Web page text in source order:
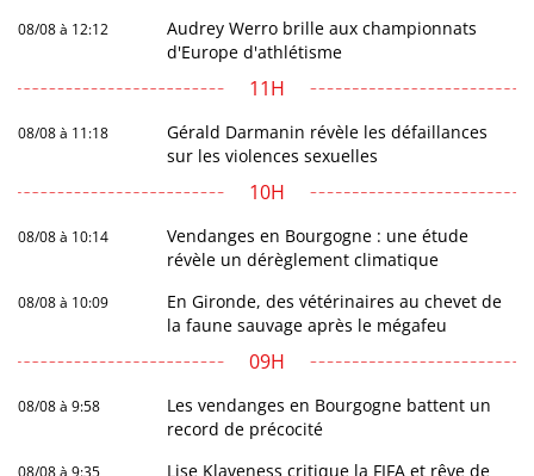
08/08 à 12:12
Audrey Werro brille aux championnats
d'Europe d'athlétisme
11H
08/08 à 11:18
Gérald Darmanin révèle les défaillances
sur les violences sexuelles
10H
08/08 à 10:14
Vendanges en Bourgogne : une étude
révèle un dérèglement climatique
08/08 à 10:09
En Gironde, des vétérinaires au chevet de
la faune sauvage après le mégafeu
09H
08/08 à 9:58
Les vendanges en Bourgogne battent un
record de précocité
Lise Klaveness critique la FIFA et rêve de